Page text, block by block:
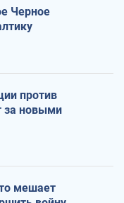
Черное
против
за новыми
мешает